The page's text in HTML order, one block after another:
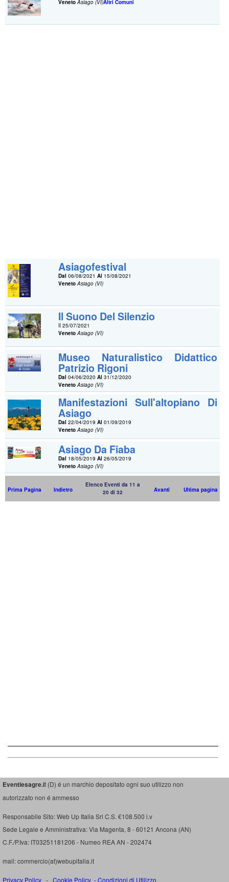
Veneto Asiago (VI)Altri Comuni
Asiagofestival
Dal 06/08/2021Al 15/08/2021
Veneto Asiago (VI)
Il Suono Del Silenzio
Il 25/07/2021
Veneto Asiago (VI)
Museo Naturalistico Didattico
Patrizio Rigoni
Dal 04/06/2020Al 31/12/2020
Veneto Asiago (VI)
Manifestazioni Sull'altopiano Di
Asiago
Dal 22/04/2019Al 01/09/2019
Veneto Asiago (VI)
Asiago Da Fiaba
Dal 18/05/2019Al 26/05/2019
Veneto Asiago (VI)
Prima Pagina Indietro
Elenco Eventi da 11 a
20 di 32
Avanti Ultima pagina
Eventiesagre.it (D) é un marchio depositato ogni suo utilizzo non
autorizzato non é ammesso
Responsabile Sito: Web Up Italia Srl C.S. €108.500 i.v
Sede Legale e Amministrativa: Via Magenta, 8 - 60121 Ancona (AN)
C.F./P.Iva: IT03251181206 - Numeo REA AN - 202474
mail: commercio(at)webupitalia.it
Privacy Policy - Cookie Policy -Condizioni di Utilizzo